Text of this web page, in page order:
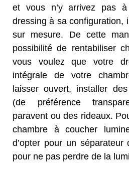
et vous n’y arrivez pas
dressing à sa configuration,
sur mesure. De cette
possibilité de rentabiliser
vous voulez que votre
intégrale de votre
laisser ouvert, installer
(de préférence
paravent ou des rideaux.
chambre à coucher
d’opter pour un séparateur
pour ne pas perdre de la